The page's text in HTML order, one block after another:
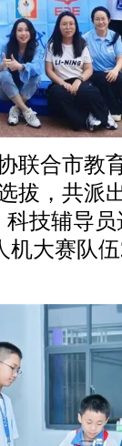
联合市教
拔，共派
技辅导
机大赛队